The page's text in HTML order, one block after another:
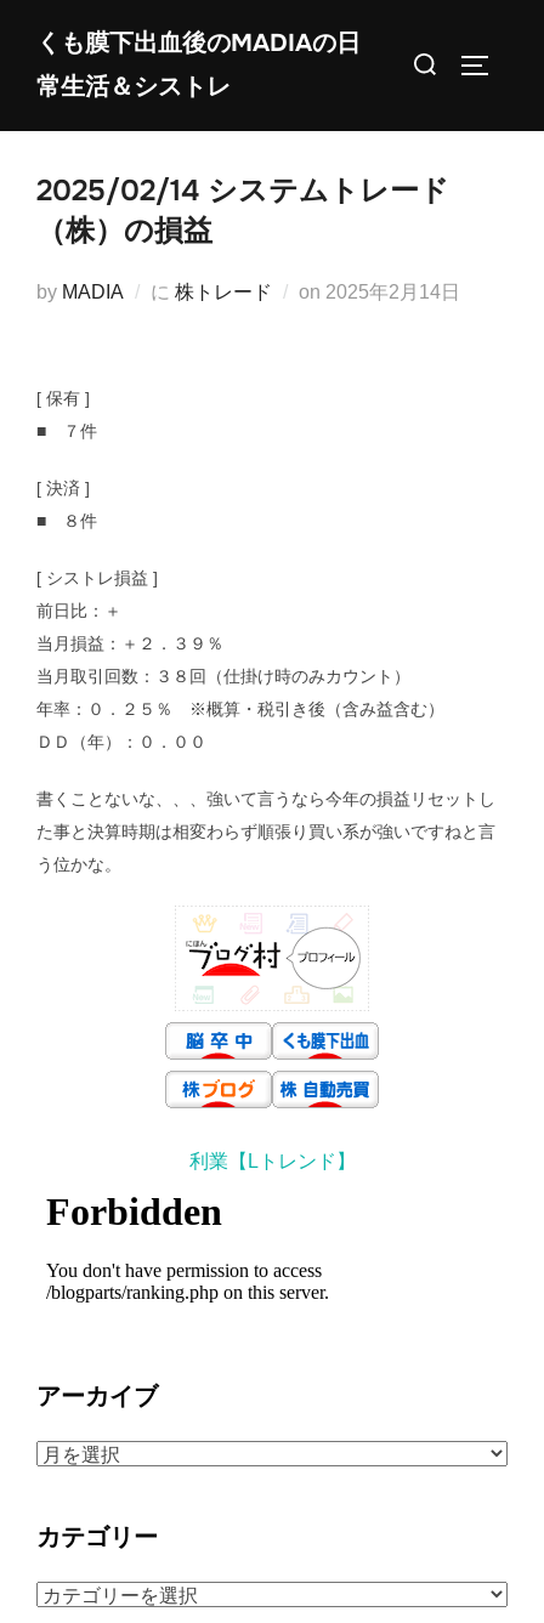
くも膜下出血後のMADIAの日
常生活＆シストレ
検
2025/02/14 システムトレード
（株）の損益
by MADIA に 株トレード on 投
2025年2月14日
[ 保有 ]
■ ７件
[ 決済 ]
■ ８件
[ シストレ損益 ]
前日比：＋
当月損益：＋２．３９％
当月取引回数：３８回（仕掛け時のみカウント）
年率：０．２５％ ※概算・税引き後（含み益含む）
ＤＤ（年）：０．００
書くことないな、、、強いて言うなら今年の損益リセットし
た事と決算時期は相変わらず順張り買い系が強いですねと言
う位かな。
利業【Lトレンド】
アーカイブ
ア
ブ
カテゴリー
カ